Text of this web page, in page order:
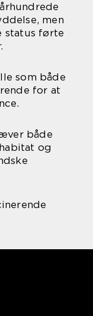
men
status førte
som både
for at
både
og